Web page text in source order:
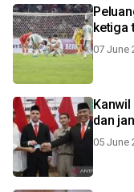
ketiga
07 June
dan
05 June